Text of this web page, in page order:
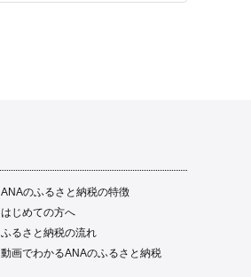
ANAのふるさと納税の特徴
はじめての方へ
ふるさと納税の流れ
動画でわかるANAのふるさと納税